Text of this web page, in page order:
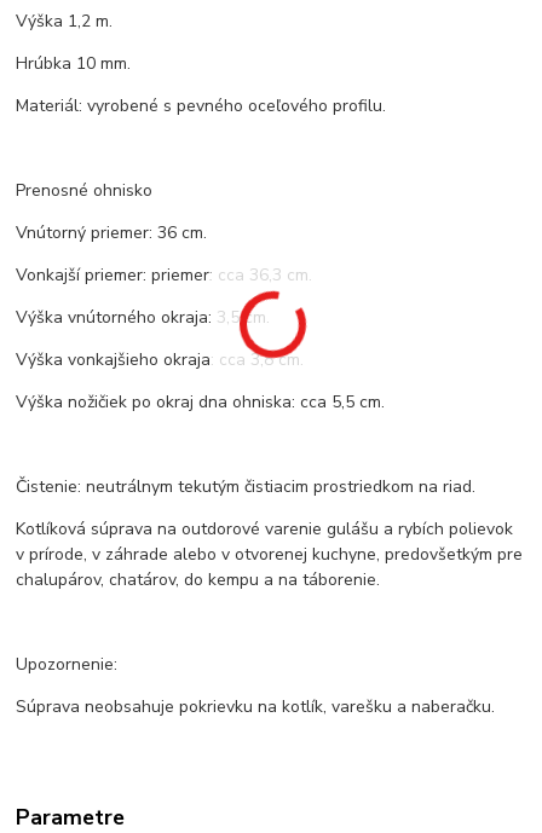
Výška 1,2 m.
Hrúbka 10 mm.
Materiál: vyrobené s pevného oceľového profilu.
Prenosné ohnisko
Vnútorný priemer: 36 cm.
Vonkajší priemer: priemer: cca 36,3 cm.
Výška vnútorného okraja: 3,5 cm.
Výška vonkajšieho okraja: cca 3,8 cm.
Výška nožičiek po okraj dna ohniska: cca 5,5 cm.
Čistenie: neutrálnym tekutým čistiacim prostriedkom na riad.
Kotlíková súprava na outdorové varenie gulášu a rybích polievok
v prírode, v záhrade alebo v otvorenej kuchyne, predovšetkým pre
chalupárov, chatárov, do kempu a na táborenie.
Upozornenie:
Súprava neobsahuje pokrievku na kotlík, varešku a naberačku.
Parametre